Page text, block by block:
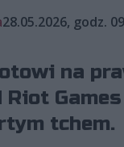
28.05.2026, godz.
na
tchem.